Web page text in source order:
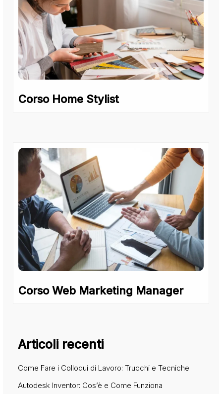
Corso Home Stylist
Corso Web Marketing Manager
Articoli recenti
Come Fare i Colloqui di Lavoro: Trucchi e Tecniche
Autodesk Inventor: Cos’è e Come Funziona